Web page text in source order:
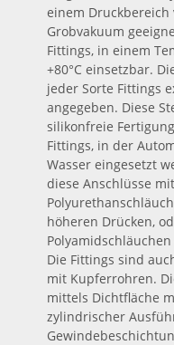
einem Druckbereich
Grobvakuum
Fittings, in einem
+80°C einsetzbar.
jeder Sorte Fittings
angegeben. Diese
silikonfreie
Fittings, in der
Wasser eingesetzt
diese Anschlüsse
höheren Drücken,
Die Fittings sind
mit Kupferrohren.
mittels Dichtfläche
zylindrischer